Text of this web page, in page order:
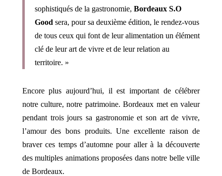
sophistiqués de la gastronomie, Bordeaux S.O
Good sera, pour sa deuxième édition, le rendez-vous
de tous ceux qui font de leur alimentation un élément
clé de leur art de vivre et de leur relation au
territoire. »
Encore plus aujourd’hui, il est important de célébrer
notre culture, notre patrimoine. Bordeaux met en valeur
pendant trois jours sa gastronomie et son art de vivre,
l’amour des bons produits. Une excellente raison de
braver ces temps d’automne pour aller à la découverte
des multiples animations proposées dans notre belle ville
de Bordeaux.